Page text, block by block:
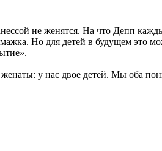
не женятся. На что Депп
Но для детей в будущем это
у нас двое детей. Мы оба